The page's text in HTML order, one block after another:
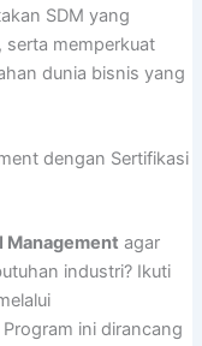
SDM yang
memperkuat
dunia bisnis yang
dengan Sertifikasi
Management agar
industri? Ikuti
Program ini dirancang